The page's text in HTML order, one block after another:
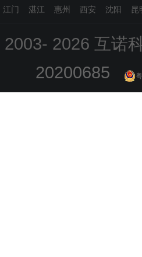
门 湛江 惠州 西安 沈阳
2026 互诺
20200685